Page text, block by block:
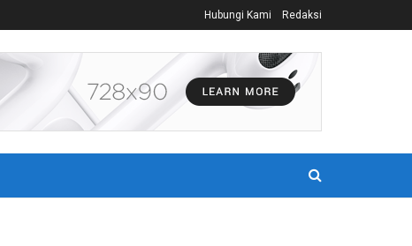
Hubungi Kami Redaksi